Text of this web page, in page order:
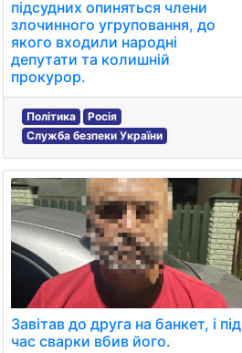
підсудних опиняться члени
злочинного угруповання, до
якого входили народні
депутати та колишній
прокурор.
Політика
Росія
Служба безпеки України
Завітав до друга на банкет, і під
час сварки вбив його.